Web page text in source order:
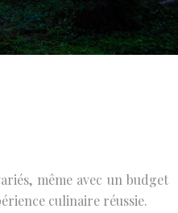
même avec un budget
culinaire réussie.